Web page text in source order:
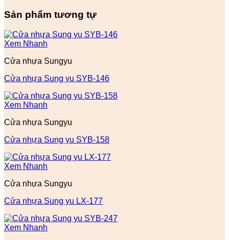
Sản phẩm tương tự
Xem Nhanh
Cửa nhựa Sungyu
Cửa nhựa Sung yu SYB-146
Xem Nhanh
Cửa nhựa Sungyu
Cửa nhựa Sung yu SYB-158
Xem Nhanh
Cửa nhựa Sungyu
Cửa nhựa Sung yu LX-177
Xem Nhanh